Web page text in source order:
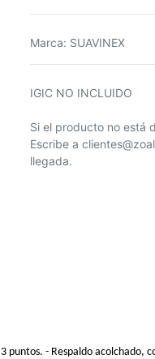
Marca: SUAVINEX
IGIC NO INCLUIDO
Si el producto no está
Escribe a
llegada.
puntos. - Respaldo acolchado,